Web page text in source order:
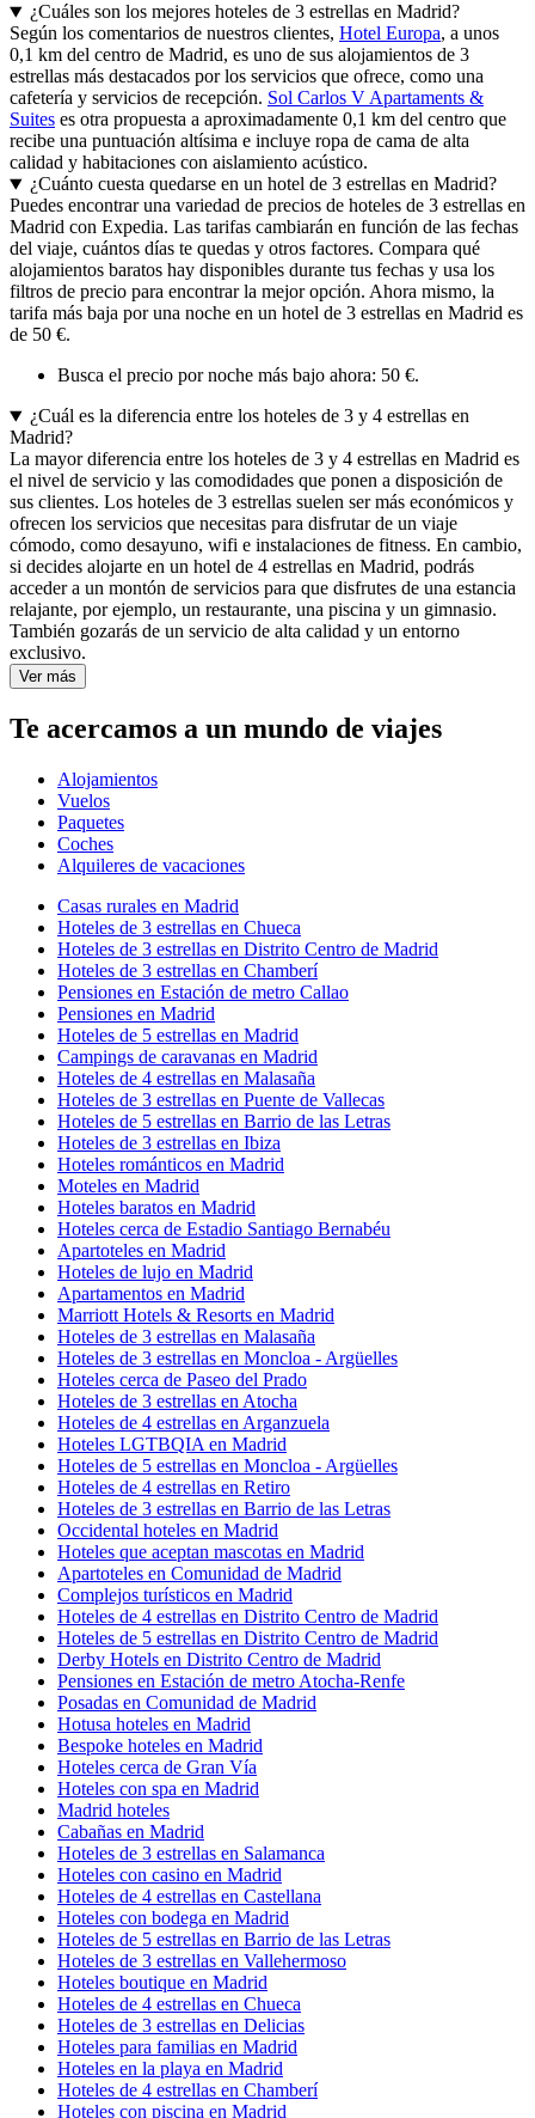
¿Cuáles son los mejores hoteles de 3 estrellas en Madrid?
Según los comentarios de nuestros clientes, Hotel Europa, a unos
0,1 km del centro de Madrid, es uno de sus alojamientos de 3
estrellas más destacados por los servicios que ofrece, como una
cafetería y servicios de recepción. Sol Carlos V Apartaments &
Suites es otra propuesta a aproximadamente 0,1 km del centro que
recibe una puntuación altísima e incluye ropa de cama de alta
calidad y habitaciones con aislamiento acústico.
¿Cuánto cuesta quedarse en un hotel de 3 estrellas en Madrid?
Puedes encontrar una variedad de precios de hoteles de 3 estrellas en
Madrid con Expedia. Las tarifas cambiarán en función de las fechas
del viaje, cuántos días te quedas y otros factores. Compara qué
alojamientos baratos hay disponibles durante tus fechas y usa los
filtros de precio para encontrar la mejor opción. Ahora mismo, la
tarifa más baja por una noche en un hotel de 3 estrellas en Madrid es
de 50 €.
Busca el precio por noche más bajo ahora: 50 €.
¿Cuál es la diferencia entre los hoteles de 3 y 4 estrellas en
Madrid?
La mayor diferencia entre los hoteles de 3 y 4 estrellas en Madrid es
el nivel de servicio y las comodidades que ponen a disposición de
sus clientes. Los hoteles de 3 estrellas suelen ser más económicos y
ofrecen los servicios que necesitas para disfrutar de un viaje
cómodo, como desayuno, wifi e instalaciones de fitness. En cambio,
si decides alojarte en un hotel de 4 estrellas en Madrid, podrás
acceder a un montón de servicios para que disfrutes de una estancia
relajante, por ejemplo, un restaurante, una piscina y un gimnasio.
También gozarás de un servicio de alta calidad y un entorno
exclusivo.
Ver más
Te acercamos a un mundo de viajes
Alojamientos
Vuelos
Paquetes
Coches
Alquileres de vacaciones
Casas rurales en Madrid
Hoteles de 3 estrellas en Chueca
Hoteles de 3 estrellas en Distrito Centro de Madrid
Hoteles de 3 estrellas en Chamberí
Pensiones en Estación de metro Callao
Pensiones en Madrid
Hoteles de 5 estrellas en Madrid
Campings de caravanas en Madrid
Hoteles de 4 estrellas en Malasaña
Hoteles de 3 estrellas en Puente de Vallecas
Hoteles de 5 estrellas en Barrio de las Letras
Hoteles de 3 estrellas en Ibiza
Hoteles románticos en Madrid
Moteles en Madrid
Hoteles baratos en Madrid
Hoteles cerca de Estadio Santiago Bernabéu
Apartoteles en Madrid
Hoteles de lujo en Madrid
Apartamentos en Madrid
Marriott Hotels & Resorts en Madrid
Hoteles de 3 estrellas en Malasaña
Hoteles de 3 estrellas en Moncloa - Argüelles
Hoteles cerca de Paseo del Prado
Hoteles de 3 estrellas en Atocha
Hoteles de 4 estrellas en Arganzuela
Hoteles LGTBQIA en Madrid
Hoteles de 5 estrellas en Moncloa - Argüelles
Hoteles de 4 estrellas en Retiro
Hoteles de 3 estrellas en Barrio de las Letras
Occidental hoteles en Madrid
Hoteles que aceptan mascotas en Madrid
Apartoteles en Comunidad de Madrid
Complejos turísticos en Madrid
Hoteles de 4 estrellas en Distrito Centro de Madrid
Hoteles de 5 estrellas en Distrito Centro de Madrid
Derby Hotels en Distrito Centro de Madrid
Pensiones en Estación de metro Atocha-Renfe
Posadas en Comunidad de Madrid
Hotusa hoteles en Madrid
Bespoke hoteles en Madrid
Hoteles cerca de Gran Vía
Hoteles con spa en Madrid
Madrid hoteles
Cabañas en Madrid
Hoteles de 3 estrellas en Salamanca
Hoteles con casino en Madrid
Hoteles de 4 estrellas en Castellana
Hoteles con bodega en Madrid
Hoteles de 5 estrellas en Barrio de las Letras
Hoteles de 3 estrellas en Vallehermoso
Hoteles boutique en Madrid
Hoteles de 4 estrellas en Chueca
Hoteles de 3 estrellas en Delicias
Hoteles para familias en Madrid
Hoteles en la playa en Madrid
Hoteles de 4 estrellas en Chamberí
Hoteles con piscina en Madrid